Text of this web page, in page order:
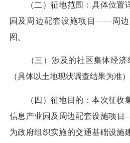
（二）征地范围：具体位置
园及周边配套设施项目——周边
图。
（三）涉及的社区集体经济
（具体以土地现状调查结果为准）
（四）征地目的：本次征收
信息产业园及周边配套设施项
为政府组织实施的交通基础设施